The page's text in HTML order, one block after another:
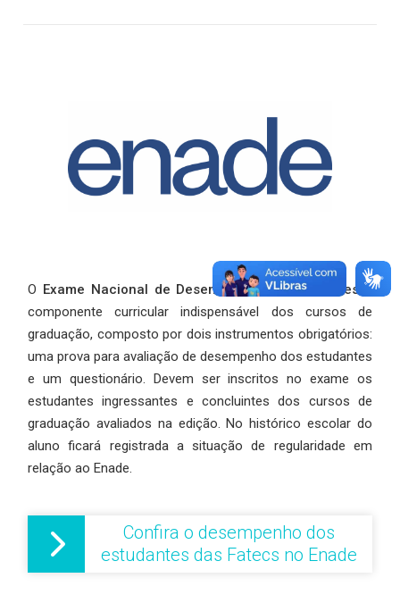
O Exame Nacional de Desempenho de Estudantes é
componente curricular indispensável dos cursos de
graduação, composto por dois instrumentos obrigatórios:
uma prova para avaliação de desempenho dos estudantes
e um questionário. Devem ser inscritos no exame os
estudantes ingressantes e concluintes dos cursos de
graduação avaliados na edição. No histórico escolar do
aluno ficará registrada a situação de regularidade em
relação ao Enade.
Confira o desempenho dos
estudantes das Fatecs no Enade